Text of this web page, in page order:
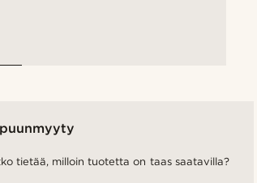
tietää, milloin tuotetta on taas saatavilla?